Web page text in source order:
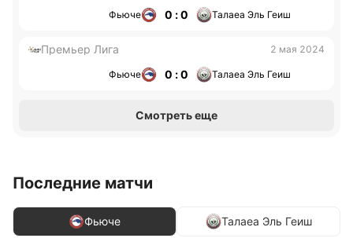
Фьюче 0 : 0 Талаеа Эль Геиш
Премьер Лига 2 мая 2024
Фьюче 0 : 0 Талаеа Эль Геиш
Смотреть еще
Последние матчи
Фьюче Талаеа Эль Геиш